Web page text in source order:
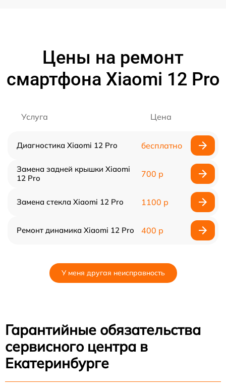
Цены на ремонт
смартфона Xiaomi 12 Pro
Услуга Цена
Диагностика Xiaomi 12 Pro бесплатно
Замена задней крышки Xiaomi
12 Pro
700 р
Замена стекла Xiaomi 12 Pro 1100 р
Ремонт динамика Xiaomi 12 Pro 400 р
У меня другая неисправность
Гарантийные обязательства
сервисного центра в
Екатеринбурге